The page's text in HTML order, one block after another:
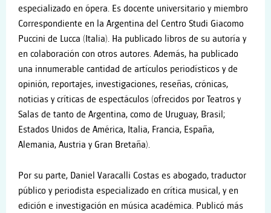
especializado en ópera. Es docente universitario y miembro
Correspondiente en la Argentina del Centro Studi Giacomo
Puccini de Lucca (Italia). Ha publicado libros de su autoría y
en colaboración con otros autores. Además, ha publicado
una innumerable cantidad de artículos periodísticos y de
opinión, reportajes, investigaciones, reseñas, crónicas,
noticias y críticas de espectáculos (ofrecidos por Teatros y
Salas de tanto de Argentina, como de Uruguay, Brasil;
Estados Unidos de América, Italia, Francia, España,
Alemania, Austria y Gran Bretaña).
Por su parte, Daniel Varacalli Costas es abogado, traductor
público y periodista especializado en crítica musical, y en
edición e investigación en música académica. Publicó más